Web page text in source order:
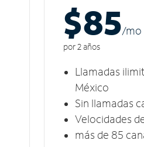
$85/mo
por 2 años
Llamadas
México
Sin llamadas
Velocidades
más de 85